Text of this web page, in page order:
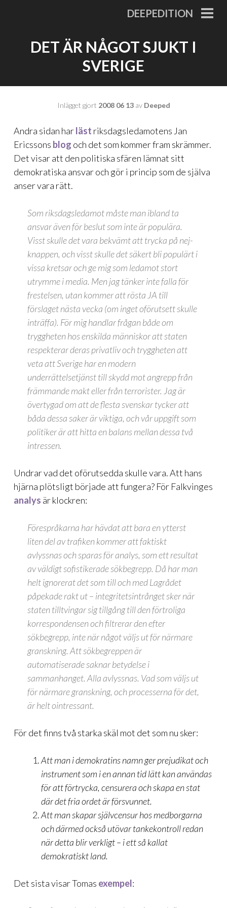
DEEPEDITION
DET ÄR NÅGOT SJUKT I
SVERIGE
Inlägget gjort 2008 06 13av Deeped
Andra sidan harläst riksdagsledamotens Jan
Ericssons blog och det som kommer fram skrämmer.
Det visar att den politiska sfären lämnat sitt
demokratiska ansvar och gör i princip som de själva
anser vara rätt.
Som riksdagsledamot måste man ibland ta
ansvar även för beslut som inte är populära.
Visst skulle det vara bekvämt att trycka på nej-
knappen, och visst skulle det säkert bli populärt i
vissa kretsar och ge mig som ledamot stort
utrymme i media. Men jag tänker inte falla för
frestelsen, utan kommer att rösta JA till
förslaget nästa vecka (om inget oförutsett skulle
inträffa). För mig handlar frågan både om
tryggheten hos enskilda människor att staten
respekterar deras privatliv och tryggheten att
veta att Sverige har en modern
underrättelsetjänst till skydd mot angrepp från
främmande makt eller från terrorister. Jag är
övertygad om att de flesta svenskar tycker att
båda dessa saker är viktiga, och vår uppgift som
politiker är att hitta en balans mellan dessa två
intressen.
Undrar vad det oförutsedda skulle vara. Att hans
hjärna plötsligt började att fungera? För Falkvinges
analys är klockren:
Förespråkarna har hävdat att bara en ytterst
liten del av trafiken kommer att faktiskt
avlyssnas och sparas för analys, som ett resultat
av väldigt sofistikerade sökbegrepp. Då har man
helt ignorerat det som till och med Lagrådet
påpekade rakt ut – integritetsintrånget sker när
staten tilltvingar sig tillgång till den förtroliga
korrespondensen och filtrerar den efter
sökbegrepp, inte när något väljs ut för närmare
granskning. Att sökbegreppen är
automatiserade saknar betydelse i
sammanhanget. Alla avlyssnas. Vad som väljs ut
för närmare granskning, och processerna för det,
är helt ointressant.
För det finns två starka skäl mot det som nu sker:
Att man i demokratins namn ger prejudikat och
instrument som i en annan tid lätt kan användas
för att förtrycka, censurera och skapa en stat
där det fria ordet är försvunnet.
Att man skapar självcensur hos medborgarna
och därmed också utövar tankekontroll redan
när detta blir verkligt – i ett så kallat
demokratiskt land.
Det sista visar Tomas exempel: